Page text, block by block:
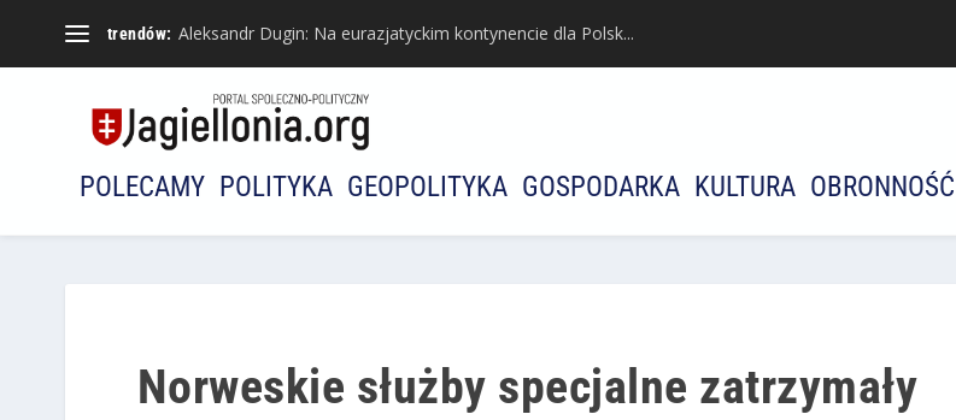
trendów: Aleksandr Dugin: Na eurazjatyckim kontynencie dla Polsk...
POLECAMY POLITYKA GEOPOLITYKA GOSPODARKA KULTURA OBRONNOŚĆ
Norweskie służby specjalne zatrzymały